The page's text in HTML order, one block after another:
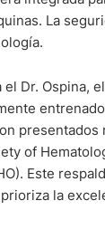
La
el Dr. Ospina,
presentados
of
Este
la